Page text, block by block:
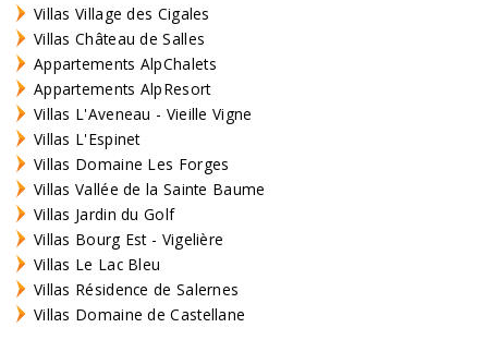
Villas Village des Cigales
Villas Château de Salles
Appartements AlpChalets
Appartements AlpResort
Villas L'Aveneau - Vieille Vigne
Villas L'Espinet
Villas Domaine Les Forges
Villas Vallée de la Sainte Baume
Villas Jardin du Golf
Villas Bourg Est - Vigelière
Villas Le Lac Bleu
Villas Résidence de Salernes
Villas Domaine de Castellane